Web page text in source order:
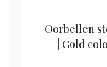
Oorbellen
| Gold